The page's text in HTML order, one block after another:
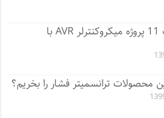
دانلود کتاب 11 پروژه میکروکنترلر AVR با
محصولات ترانسمیتر فشار را بخریم؟